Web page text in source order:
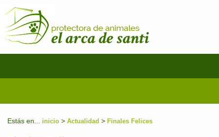
Estás en... inicio > Actualidad > Finales Felices